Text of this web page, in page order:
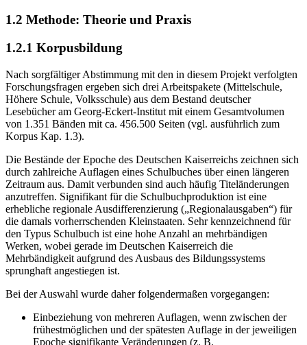
1.2 Methode: Theorie und Praxis
1.2.1 Korpusbildung
Nach sorgfältiger Abstimmung mit den in diesem Projekt verfolgten
Forschungsfragen ergeben sich drei Arbeitspakete (Mittelschule,
Höhere Schule, Volksschule) aus dem Bestand deutscher
Lesebücher am Georg-Eckert-Institut mit einem Gesamtvolumen
von 1.351 Bänden mit ca. 456.500 Seiten (vgl. ausführlich zum
Korpus Kap. 1.3).
Die Bestände der Epoche des Deutschen Kaiserreichs zeichnen sich
durch zahlreiche Auflagen eines Schulbuches über einen längeren
Zeitraum aus. Damit verbunden sind auch häufig Titeländerungen
anzutreffen. Signifikant für die Schulbuchproduktion ist eine
erhebliche regionale Ausdifferenzierung („Regionalausgaben“) für
die damals vorherrschenden Kleinstaaten. Sehr kennzeichnend für
den Typus Schulbuch ist eine hohe Anzahl an mehrbändigen
Werken, wobei gerade im Deutschen Kaiserreich die
Mehrbändigkeit aufgrund des Ausbaus des Bildungssystems
sprunghaft angestiegen ist.
Bei der Auswahl wurde daher folgendermaßen vorgegangen:
Einbeziehung von mehreren Auflagen, wenn zwischen der
frühestmöglichen und der spätesten Auflage in der jeweiligen
Epoche signifikante Veränderungen (z. B.